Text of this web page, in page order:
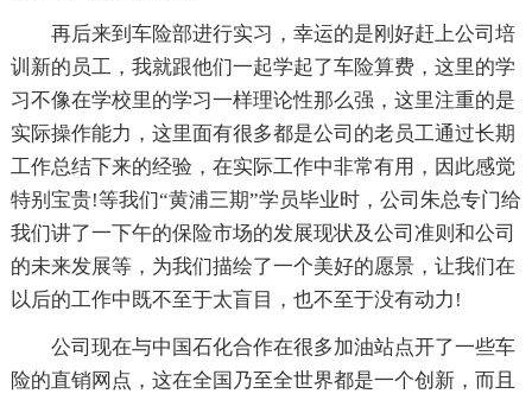
再后来到车险部进行实习，幸运的是刚好赶上公司培
训新的员工，我就跟他们一起学起了车险算费，这里的学
习不像在学校里的学习一样理论性那么强，这里注重的是
实际操作能力，这里面有很多都是公司的老员工通过长期
工作总结下来的经验，在实际工作中非常有用，因此感觉
特别宝贵!等我们“黄浦三期”学员毕业时，公司朱总专门给
我们讲了一下午的保险市场的发展现状及公司准则和公司
的未来发展等，为我们描绘了一个美好的愿景，让我们在
以后的工作中既不至于太盲目，也不至于没有动力!
公司现在与中国石化合作在很多加油站点开了一些车
险的直销网点，这在全国乃至全世界都是一个创新，而且